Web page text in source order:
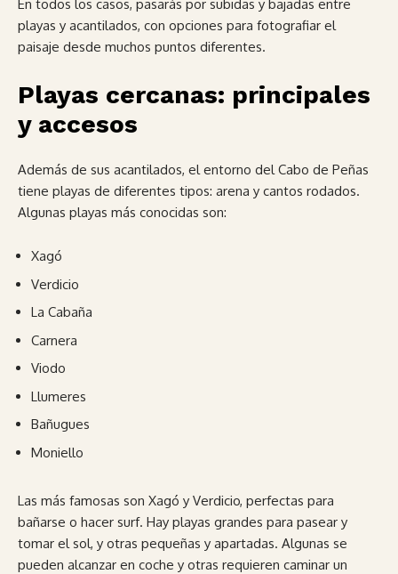
En todos los casos, pasarás por subidas y bajadas entre
playas y acantilados, con opciones para fotografiar el
paisaje desde muchos puntos diferentes.
Playas cercanas: principales
y accesos
Además de sus acantilados, el entorno del Cabo de Peñas
tiene playas de diferentes tipos: arena y cantos rodados.
Algunas playas más conocidas son:
Xagó
Verdicio
La Cabaña
Carnera
Viodo
Llumeres
Bañugues
Moniello
Las más famosas son Xagó y Verdicio, perfectas para
bañarse o hacer surf. Hay playas grandes para pasear y
tomar el sol, y otras pequeñas y apartadas. Algunas se
pueden alcanzar en coche y otras requieren caminar un